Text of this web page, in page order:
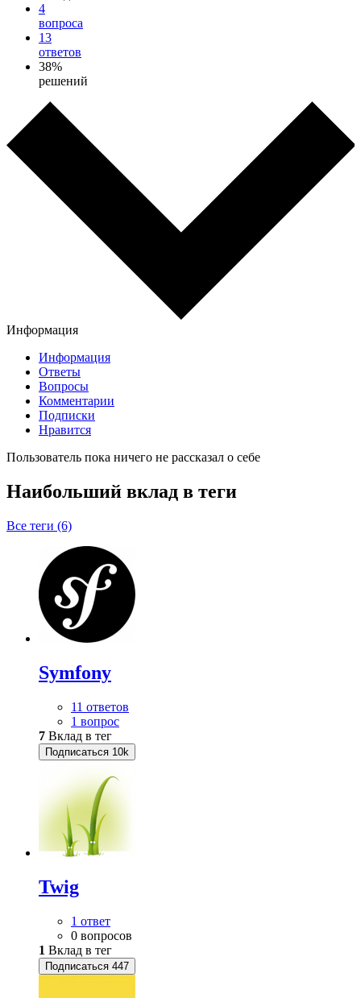
4
вопроса
13
ответов
38%
решений
Информация
Информация
Ответы
Вопросы
Комментарии
Подписки
Нравится
Пользователь пока ничего не рассказал о себе
Наибольший вклад в теги
Все теги (6)
Symfony
11 ответов
1 вопрос
7 Вклад в тег
Подписаться 10k
Twig
1 ответ
0 вопросов
1 Вклад в тег
Подписаться 447